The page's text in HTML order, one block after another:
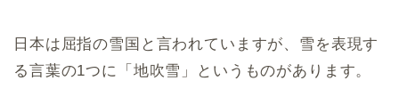
日本は屈指の雪国と言われていますが、雪を表現す
る言葉の1つに「地吹雪」というものがあります。